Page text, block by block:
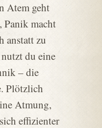
Atem geht
Panik macht
anstatt zu
du eine
– die
Plötzlich
Atmung,
effizienter